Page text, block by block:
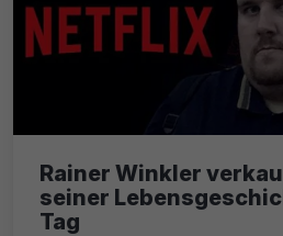
Rainer Winkler
seiner
Tag